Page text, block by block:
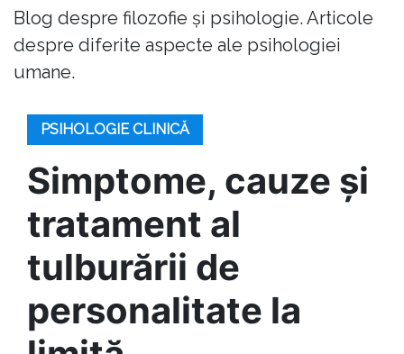
Blog despre filozofie și psihologie. Articole
despre diferite aspecte ale psihologiei
umane.
PSIHOLOGIE CLINICĂ
Simptome, cauze și
tratament al
tulburării de
personalitate la